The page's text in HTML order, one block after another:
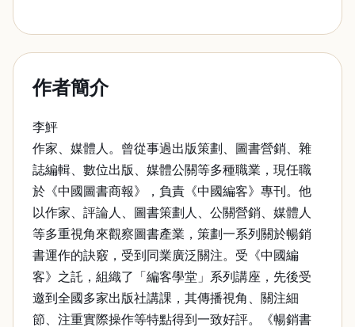
作者簡介
李鮃
作家、媒體人。曾從事過出版策劃、圖書營銷、雜
誌編輯、數位出版、媒體公關等多種職業，現任職
於《中國圖書商報》，負責《中國編客》專刊。他
以作家、評論人、圖書策劃人、公關營銷、媒體人
等多重視角來觀察圖書產業，策劃一系列關於暢銷
書運作的訣竅，受到同業廣泛關注。受《中國編
客》之託，組織了「編客學堂」系列講座，先後受
邀到全國多家出版社講課，其傳播視角、關注細
節、注重實際操作等特點得到一致好評。《暢銷書